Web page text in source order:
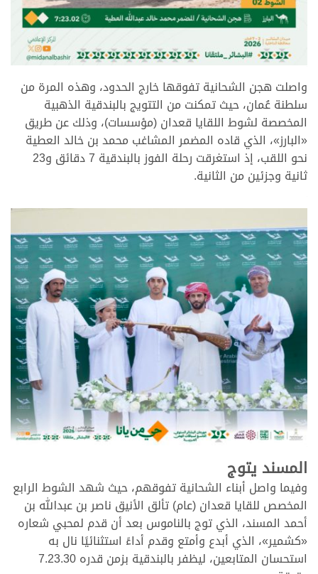
واصلت هجن الشحانية تفوقها خارج الحدود، وهذه المرة من
سلطنة عُمان، حيث تمكنت من التتويج بالبندقية الذهبية
المخصصة لشوط اللقايا قعدان (مؤسسات)، وذلك عن طريق
«البارز»، الذي قاده المضمر المشاغب محمد بن خالد العطية
نحو اللقب، إذ استغرقت رحلة الفوز بالبندقية 7 دقائق و23
ثانية وجزئين من الثانية.
المسند يتوج
وفيما واصل أبناء الشحانية تفوقهم، حيث شهد الشوط الرابع
المخصص للقايا قعدان (عام) تألق الأنيق ناصر بن عبدالله بن
أحمد المسند، الذي توج بالناموس بعد أن قدم لمحبي شعاره
«كشمير»، الذي أبدع وأمتع وقدم أداءً استثنائيًا نال به
استحسان المتابعين، ليظفر بالبندقية بزمن قدره 7.23.30